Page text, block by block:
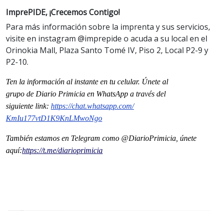
ImprePIDE, ¡Crecemos Contigo!
Para más información sobre la imprenta y sus servicios,
visite en instagram @imprepide o acuda a su local en el
Orinokia Mall, Plaza Santo Tomé IV, Piso 2, Local P2-9 y
P2-10.
Ten la información al instante en tu celular. Únete al
grupo de Diario Primicia en WhatsApp a través del
siguiente link: https://chat.whatsapp.com/
KmIu177vtD1K9KnLMwoNgo
También estamos en Telegram como @DiarioPrimicia, únete
aquí:https://t.me/diarioprimicia